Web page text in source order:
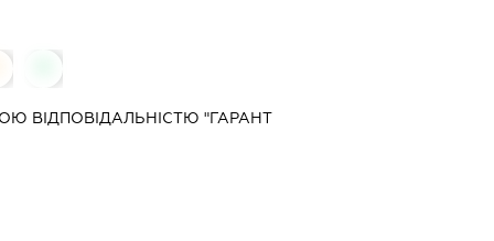
ВІДПОВІДАЛЬНІСТЮ "ГАРАНТ